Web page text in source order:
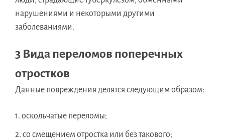
нарушениями и некоторыми другими
заболеваниями.
3 Вида переломов поперечных
отростков
Данные повреждения делятся следующим образом:
оскольчатые переломы;
со смещением отростка или без такового;